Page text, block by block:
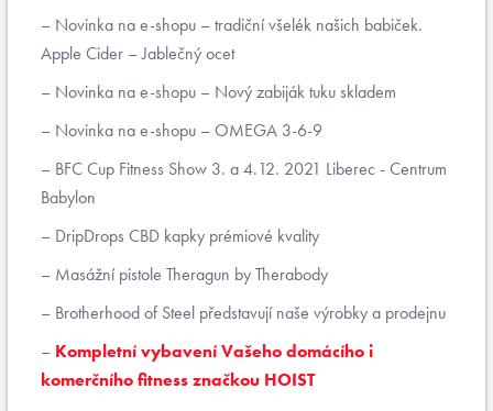
Novinka na e-shopu – tradiční všelék našich babiček.
Apple Cider – Jablečný ocet
Novinka na e-shopu – Nový zabiják tuku skladem
Novinka na e-shopu – OMEGA 3-6-9
BFC Cup Fitness Show 3. a 4.12. 2021 Liberec - Centrum
Babylon
DripDrops CBD kapky prémiové kvality
Masážní pistole Theragun by Therabody
Brotherhood of Steel představují naše výrobky a prodejnu
Kompletní vybavení Vašeho domácího i
komerčního fitness značkou HOIST